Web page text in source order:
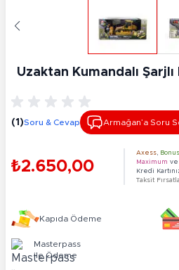
Uzaktan Kumandalı
(1)Soru & Cevap Armağan’a Soru
₺2.650,00
Axess Bonus
Maximum ve
Kredi
Taksit
Kapıda Ödeme
Masterpass
ile Ödeme